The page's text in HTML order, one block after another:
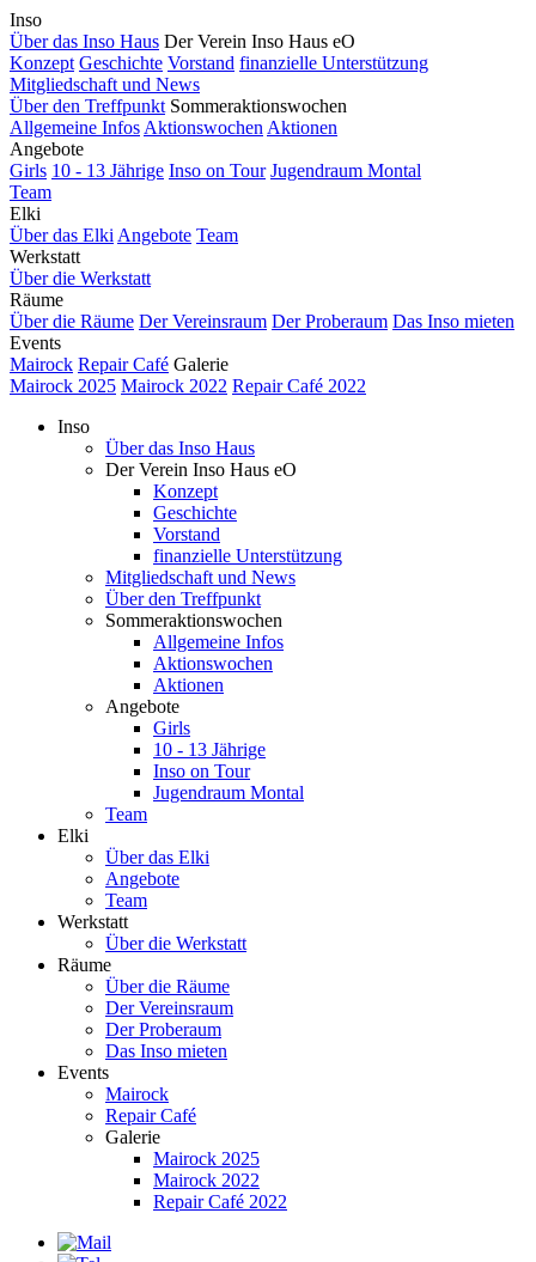
Inso
Über das Inso Haus Der Verein Inso Haus eO
Konzept Geschichte Vorstand finanzielle Unterstützung
Mitgliedschaft und News
Über den Treffpunkt Sommeraktionswochen
Allgemeine Infos Aktionswochen Aktionen
Angebote
Girls 10 - 13 Jährige Inso on Tour Jugendraum Montal
Team
Elki
Über das Elki Angebote Team
Werkstatt
Über die Werkstatt
Räume
Über die Räume Der Vereinsraum Der Proberaum Das Inso mieten
Events
Mairock Repair Café Galerie
Mairock 2025 Mairock 2022 Repair Café 2022
Inso
Über das Inso Haus
Der Verein Inso Haus eO
Konzept
Geschichte
Vorstand
finanzielle Unterstützung
Mitgliedschaft und News
Über den Treffpunkt
Sommeraktionswochen
Allgemeine Infos
Aktionswochen
Aktionen
Angebote
Girls
10 - 13 Jährige
Inso on Tour
Jugendraum Montal
Team
Elki
Über das Elki
Angebote
Team
Werkstatt
Über die Werkstatt
Räume
Über die Räume
Der Vereinsraum
Der Proberaum
Das Inso mieten
Events
Mairock
Repair Café
Galerie
Mairock 2025
Mairock 2022
Repair Café 2022